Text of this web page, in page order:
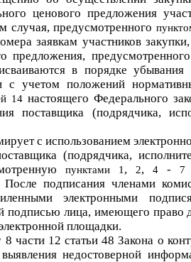
ценового предложения
случая, предусмотренного
заявкам участников
предложения,
в порядке
с учетом положений
14настоящего Федерального
поставщика (подрядчика,
с использованием
(подрядчика,
пунктами 1 ,2,4 - 7
После подписания членами
электронными
подписью лица, имеющего право
площадки.
8 части 12 статьи 48 Закона о
выявления недостоверной